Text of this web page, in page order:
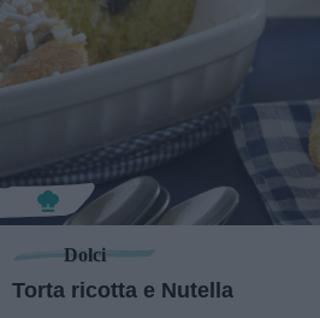
Dolci
Torta ricotta e Nutella